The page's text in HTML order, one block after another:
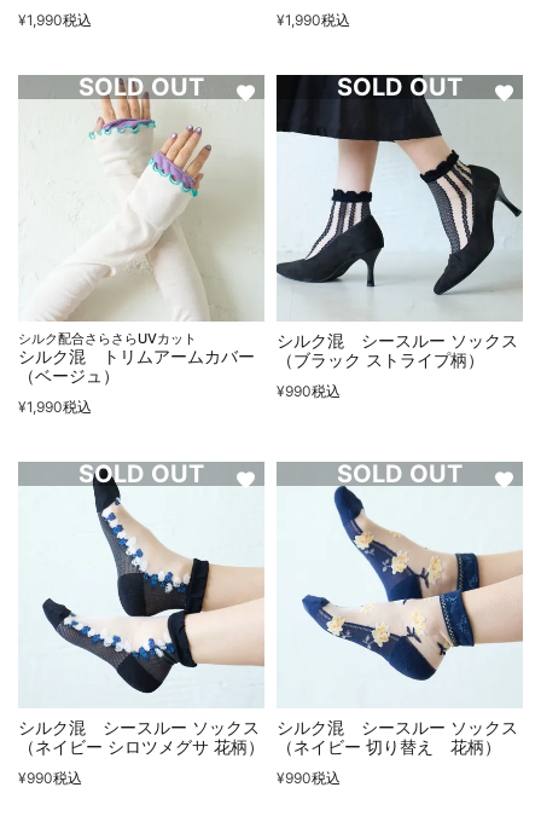
¥1,990税込 ¥1,990税込
シルク配合さらさらUVカット
シルク混 トリムアームカバー
（ベージュ）
¥1,990税込
SOLD OUT
シルク混 シースルー ソックス
（ブラック ストライプ柄）
¥990税込
SOLD OUT
シルク混 シースルー ソックス
（ネイビー シロツメグサ 花柄）
¥990税込
SOLD OUT
シルク混 シースルー ソックス
（ネイビー 切り替え 花柄）
¥990税込
SOLD OUT